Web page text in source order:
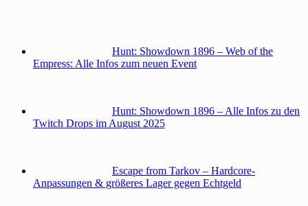
Hunt: Showdown 1896 – Web of the
Empress: Alle Infos zum neuen Event
Hunt: Showdown 1896 – Alle Infos zu den
Twitch Drops im August 2025
Escape from Tarkov – Hardcore-
Anpassungen & größeres Lager gegen Echtgeld